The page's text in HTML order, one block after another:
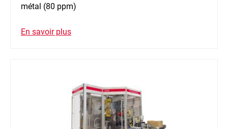
métal (80 ppm)
En savoir plus